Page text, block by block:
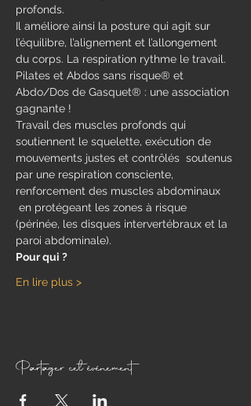
profonds.
Il améliore ainsi la posture qui agit sur
l’équilibre, l’alignement et l’allongement
du corps. La respiration rythme le travail.
Pilates et Abdos sans risque® et
Abdo/Dos de Gasquet® : une association
gagnante !
Travail des muscles profonds qui
soutiennent le squelette, exécution de
mouvements justes et contrôlés  soutenus
par une respiration consciente,
renforcement des muscles abdominaux
en protégeant les zones à risque
(périnée, les disques intervertébraux et la
paroi abdominale).
Pour qui ?
En lire plus >
Partager cet événement